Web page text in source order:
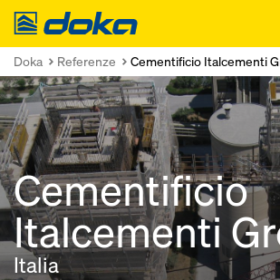
Doka
Doka Referenze Cementificio Italcementi
Cementificio
Italcementi
Italia